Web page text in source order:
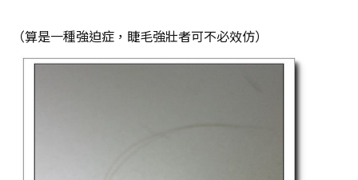
（算是一種強迫症，睫毛強壯者可不必效仿）